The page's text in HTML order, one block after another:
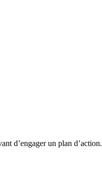
d’engager un plan d’action.